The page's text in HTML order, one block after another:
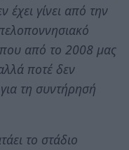
έχει γίνει από την
που από το 2008 μας
ποτέ δεν
τη συντήρησή
το στάδιο